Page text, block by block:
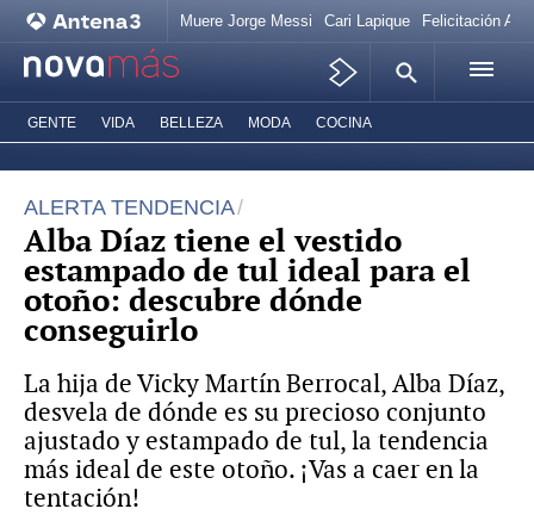
Muere Jorge Messi Cari Lapique Felicitación
GENTE VIDA BELLEZA MODA COCINA
ALERTA TENDENCIA
Alba Díaz tiene el vestido
estampado de tul ideal para el
otoño: descubre dónde
conseguirlo
La hija de Vicky Martín Berrocal, Alba Díaz,
desvela de dónde es su precioso conjunto
ajustado y estampado de tul, la tendencia
más ideal de este otoño. ¡Vas a caer en la
tentación!